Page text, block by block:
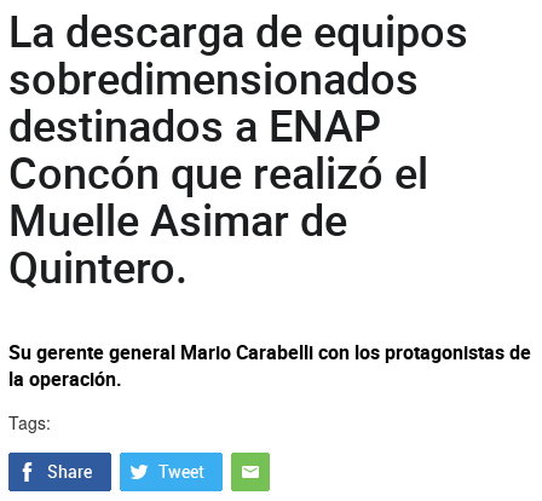
La descarga de equipos
sobredimensionados
destinados a ENAP
Concón que realizó el
Muelle Asimar de
Quintero.
Su gerente general Mario Carabelli con los protagonistas de
la operación.
Tags: